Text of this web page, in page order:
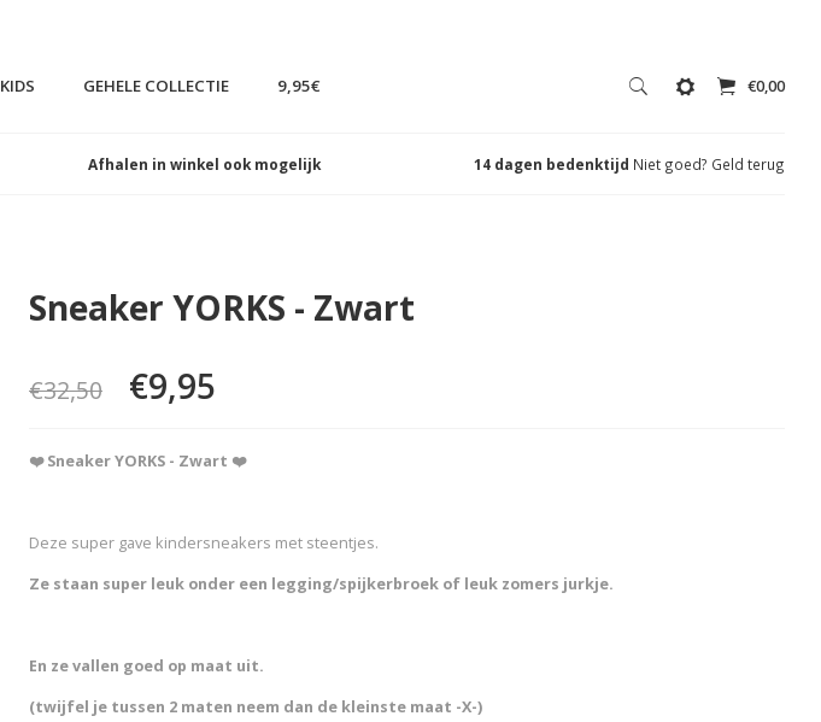
KIDS GEHELE COLLECTIE 9,95€ €0,00
Afhalen in winkel ook mogelijk 14 dagen bedenktijd Niet goed? Geld terug
Sneaker YORKS - Zwart
€32,50 €9,95
❤️ Sneaker YORKS - Zwart ❤️
Deze super gave kindersneakers met steentjes.
Ze staan super leuk onder een legging/spijkerbroek of leuk zomers jurkje.
En ze vallen goed op maat uit.
(twijfel je tussen 2 maten neem dan de kleinste maat -X-)